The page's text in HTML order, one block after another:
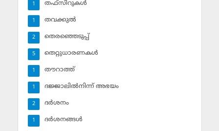
തഫ്‌സീറുകള്‍
1
തവക്കുല്‍
1
തെരഞ്ഞെടുപ്പ്
2
തെറ്റുധാരണകള്‍
5
തൗറാത്ത്
1
ദജ്ജാലില്‍നിന്ന് അഭയം
1
ദര്‍ശനം
2
ദര്‍ശനങ്ങള്‍
1